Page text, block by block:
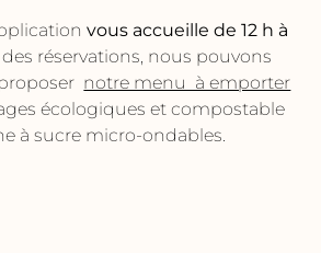
vous accueille de 12 h à
réservations, nous pouvons
notre menu à emporter
écologiques et compostable
à sucre micro-ondables.